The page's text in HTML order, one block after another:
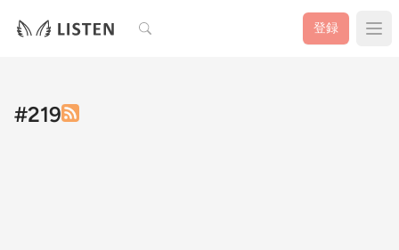
検索 登録
#219